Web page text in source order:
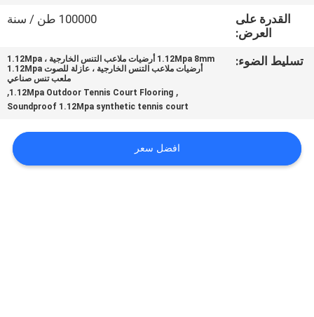
اطلب
اقتباس
PRIVACY
القدرة على
العرض:
100000 طن / سنة
تسليط الضوء:
1.12Mpa 8mm أرضيات ملاعب التنس الخارجية ، 1.12Mpa
أرضيات ملاعب التنس الخارجية ، عازلة للصوت 1.12Mpa
ملعب تنس صناعي
,
1.12Mpa Outdoor Tennis Court Flooring
,
Soundproof 1.12Mpa synthetic tennis court
افضل سعر